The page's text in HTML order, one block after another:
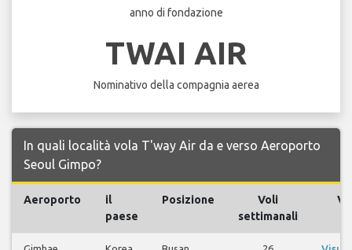
anno di fondazione
TWAI AIR
Nominativo della compagnia aerea
In quali località vola T'way Air da e verso Aeroporto
Seoul Gimpo?
Aeroporto
il
paese
Posizione
Voli
settimanali